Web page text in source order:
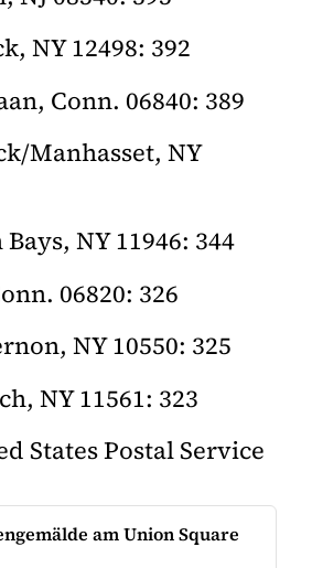
NY 12498: 392
Conn. 06840: 389
Manhasset, NY
NY 11946: 344
06820: 326
NY 10550: 325
NY 11561: 323
States Postal Service
am Union Square